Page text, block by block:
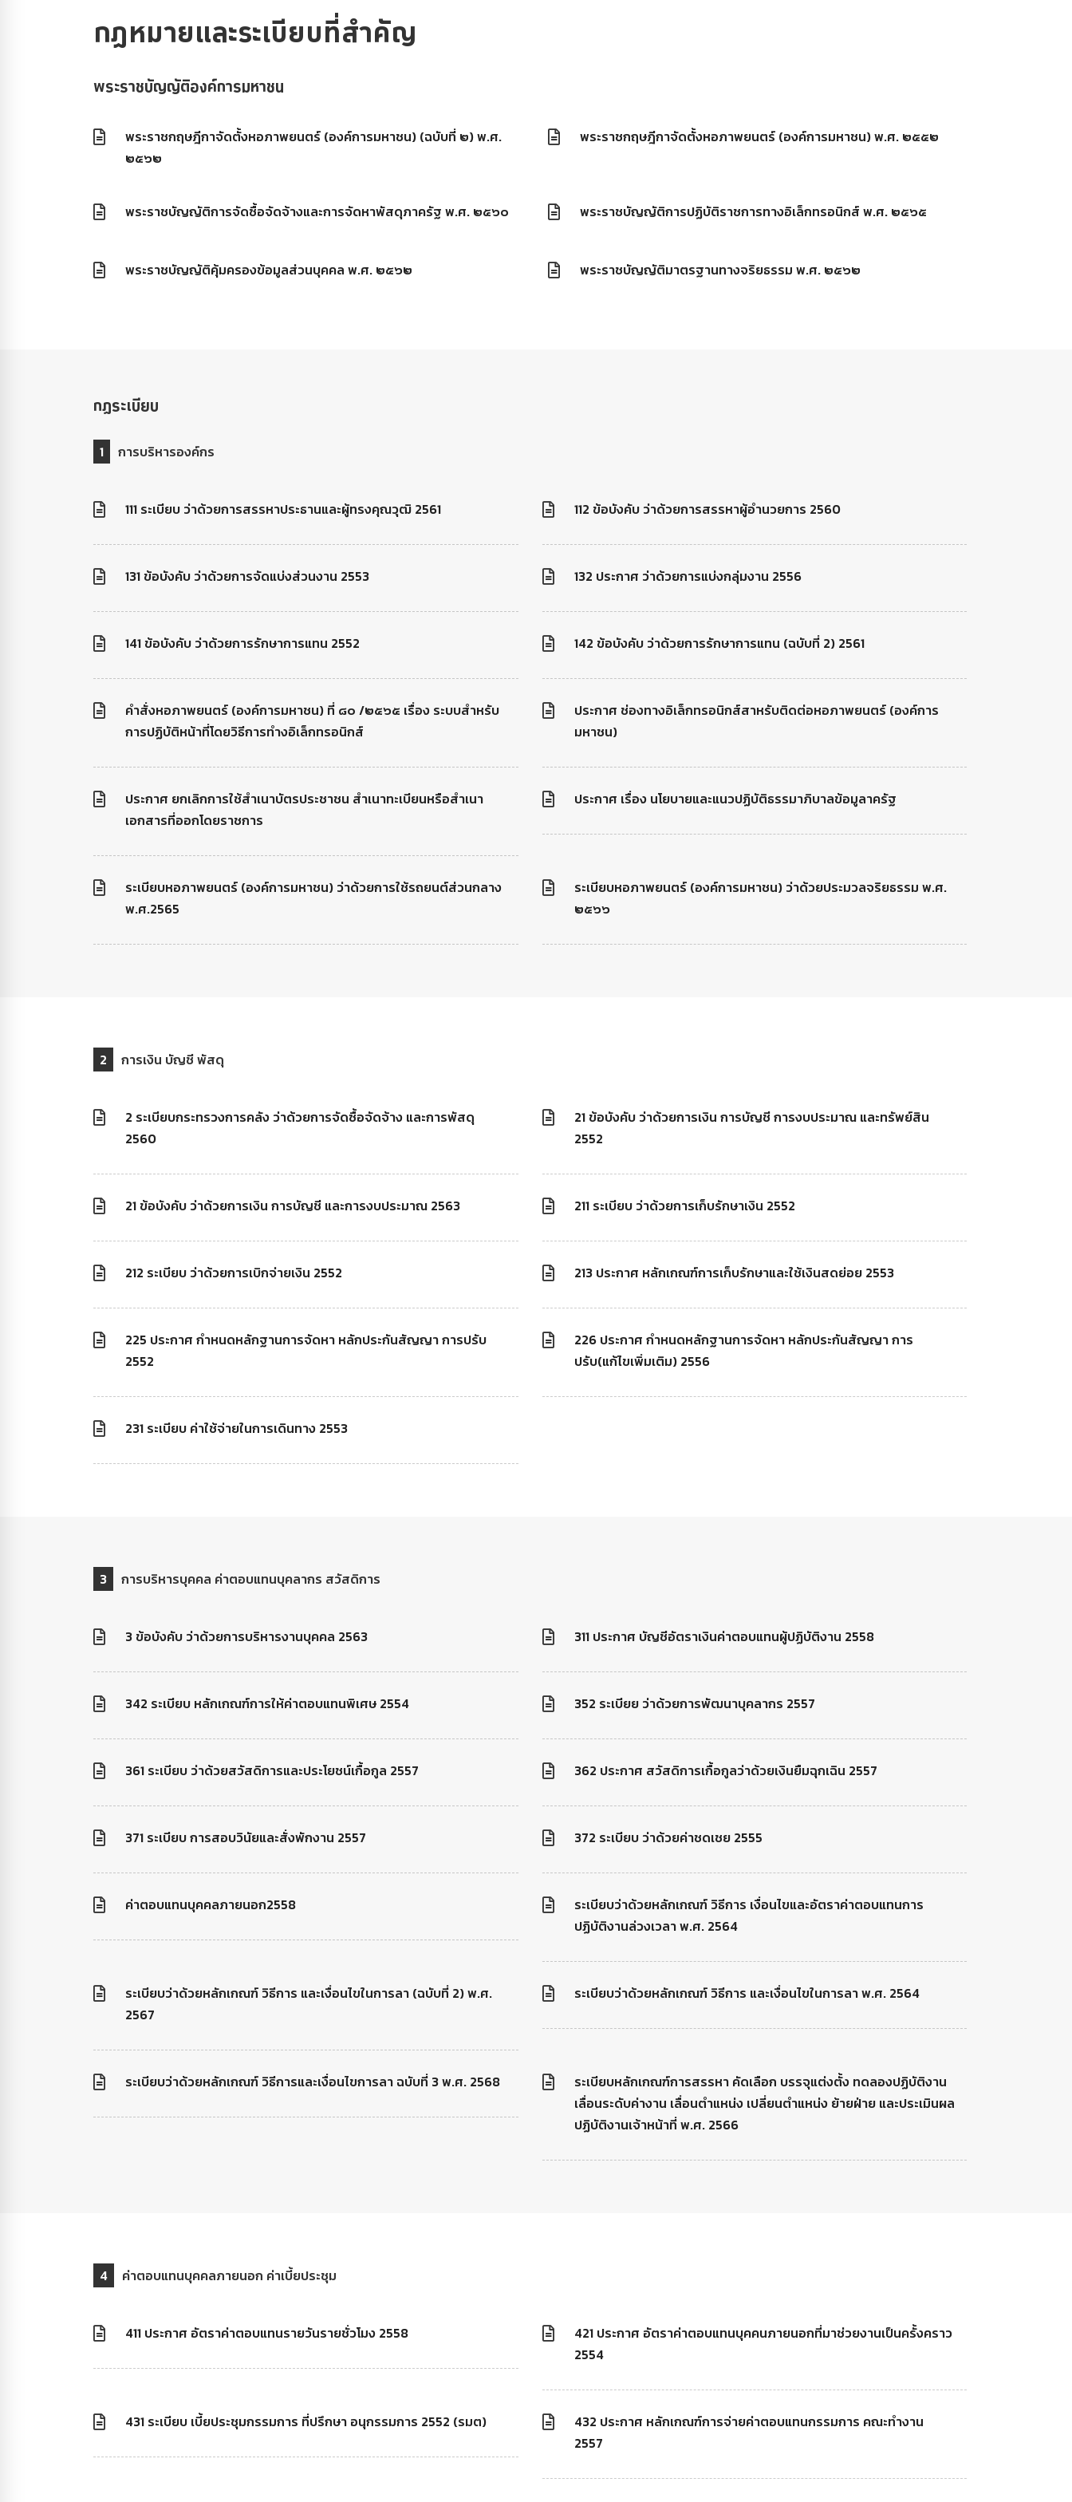
กฏหมายและระเบียบที่สำคัญ
พระราชบัญญัติองค์การมหาชน
พระราชกฤษฎีกาจัดตั้งหอภาพยนตร์ (องค์การมหาชน) (ฉบับที่ ๒) พ.ศ.
๒๕๖๒
พระราชกฤษฎีกาจัดตั้งหอภาพยนตร์ (องค์การมหาชน) พ.ศ. ๒๕๕๒
พระราชบัญญัติการจัดซื้อจัดจ้างและการจัดหาพัสดุภาครัฐ พ.ศ. ๒๕๖๐ พระราชบัญญัติการปฏิบัติราชการทางอิเล็กทรอนิกส์ พ.ศ. ๒๕๖๕
พระราชบัญญัติคุ้มครองข้อมูลส่วนบุคคล พ.ศ. ๒๕๖๒ พระราชบัญญัติมาตรฐานทางจริยธรรม พ.ศ. ๒๕๖๒
กฏระเบียบ
1 การบริหารองค์กร
111 ระเบียบ ว่าด้วยการสรรหาประธานและผู้ทรงคุณวุฒิ 2561 112 ข้อบังคับ ว่าด้วยการสรรหาผู้อำนวยการ 2560
131 ข้อบังคับ ว่าด้วยการจัดแบ่งส่วนงาน 2553 132 ประกาศ ว่าด้วยการแบ่งกลุ่มงาน 2556
141 ข้อบังคับ ว่าด้วยการรักษาการแทน 2552 142 ข้อบังคับ ว่าด้วยการรักษาการแทน (ฉบับที่ 2) 2561
คำสั่งหอภาพยนตร์ (องค์การมหาชน) ที่ ๘๐ /๒๕๖๕ เรื่อง ระบบสำหรับ
การปฏิบัติหน้าที่โดยวิธีการทำงอิเล็กทรอนิกส์
ประกาศ ช่องทางอิเล็กทรอนิกส์สาหรับติดต่อหอภาพยนตร์ (องค์การ
มหาชน)
ประกาศ ยกเลิกการใช้สำเนาบัตรประชาชน สำเนาทะเบียนหรือสำเนา
เอกสารที่ออกโดยราชการ
ประกาศ เรื่อง นโยบายและแนวปฏิบัติธรรมาภิบาลข้อมูลาครัฐ
ระเบียบหอภาพยนตร์ (องค์การมหาชน) ว่าด้วยการใช้รถยนต์ส่วนกลาง
พ.ศ.2565
ระเบียบหอภาพยนตร์ (องค์การมหาชน) ว่าด้วยประมวลจริยธรรม พ.ศ.
๒๕๖๖
2 การเงิน บัญชี พัสดุ
2 ระเบียบกระทรวงการคลัง ว่าด้วยการจัดซื้อจัดจ้าง และการพัสดุ
2560
21 ข้อบังคับ ว่าด้วยการเงิน การบัญชี การงบประมาณ และทรัพย์สิน
2552
21 ข้อบังคับ ว่าด้วยการเงิน การบัญชี และการงบประมาณ 2563 211 ระเบียบ ว่าด้วยการเก็บรักษาเงิน 2552
212 ระเบียบ ว่าด้วยการเบิกจ่ายเงิน 2552 213 ประกาศ หลักเกณฑ์การเก็บรักษาและใช้เงินสดย่อย 2553
225 ประกาศ กำหนดหลักฐานการจัดหา หลักประกันสัญญา การปรับ
2552
226 ประกาศ กำหนดหลักฐานการจัดหา หลักประกันสัญญา การ
ปรับ(แก้ไขเพิ่มเติม) 2556
231 ระเบียบ ค่าใช้จ่ายในการเดินทาง 2553
3 การบริหารบุคคล ค่าตอบแทนบุคลากร สวัสดิการ
3 ข้อบังคับ ว่าด้วยการบริหารงานบุคคล 2563 311 ประกาศ บัญชีอัตราเงินค่าตอบแทนผู้ปฏิบัติงาน 2558
342 ระเบียบ หลักเกณฑ์การให้ค่าตอบแทนพิเศษ 2554 352 ระเบียย ว่าด้วยการพัฒนาบุคลากร 2557
361 ระเบียบ ว่าด้วยสวัสดิการและประโยชน์เกื้อกูล 2557 362 ประกาศ สวัสดิการเกื้อกูลว่าด้วยเงินยืมฉุกเฉิน 2557
371 ระเบียบ การสอบวินัยและสั่งพักงาน 2557 372 ระเบียบ ว่าด้วยค่าชดเชย 2555
ค่าตอบแทนบุคคลภายนอก2558
ระเบียบว่าด้วยหลักเกณฑ์ วิธีการ เงื่อนไขและอัตราค่าตอบแทนการ
ปฏิบัติงานล่วงเวลา พ.ศ. 2564
ระเบียบว่าด้วยหลักเกณฑ์ วิธีการ และเงื่อนไขในการลา (ฉบับที่ 2) พ.ศ.
2567
ระเบียบว่าด้วยหลักเกณฑ์ วิธีการ และเงื่อนไขในการลา พ.ศ. 2564
ระเบียบว่าด้วยหลักเกณฑ์ วิธีการและเงื่อนไขการลา ฉบับที่ 3 พ.ศ. 2568
ระเบียบหลักเกณฑ์การสรรหา คัดเลือก บรรจุแต่งตั้ง ทดลองปฏิบัติงาน
เลื่อนระดับค่างาน เลื่อนตำแหน่ง เปลี่ยนตำแหน่ง ย้ายฝ่าย และประเมินผล
ปฏิบัติงานเจ้าหน้าที่ พ.ศ. 2566
4 ค่าตอบแทนบุคคลภายนอก ค่าเบี้ยประชุม
411 ประกาศ อัตราค่าตอบแทนรายวันรายชั่วโมง 2558
421 ประกาศ อัตราค่าตอบแทนบุคคนภายนอกที่มาช่วยงานเป็นครั้งคราว
2554
431 ระเบียบ เบี้ยประชุมกรรมการ ที่ปรึกษา อนุกรรมการ 2552 (รมต)
432 ประกาศ หลักเกณฑ์การจ่ายค่าตอบแทนกรรมการ คณะทำงาน
2557